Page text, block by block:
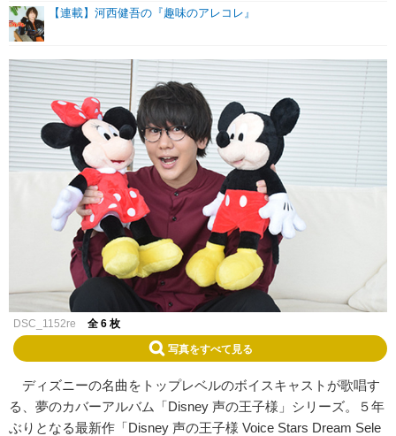
【連載】河西健吾の『趣味のアレコレ』
DSC_1152re 全 6 枚
写真をすべて見る
ディズニーの名曲をトップレベルのボイスキャストが歌唱す
る、夢のカバーアルバム「Disney 声の王子様」シリーズ。５年
ぶりとなる最新作「Disney 声の王子様 Voice Stars Dream Sele